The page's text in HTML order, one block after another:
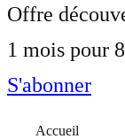
Offre
1 mois pour
S'abonner
Accueil